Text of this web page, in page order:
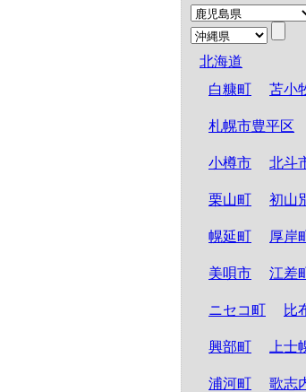
北海道
白糠町
苫小
札幌市豊平区
小樽市 北斗
栗山町 初山
幌延町 厚岸
美唄市 江差
ニセコ町 比
興部町 上士
浦河町 歌志